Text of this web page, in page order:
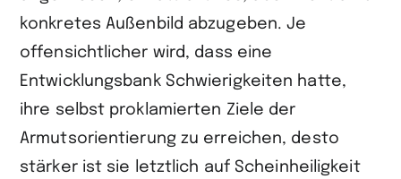
konkretes Außenbild abzugeben. Je
offensichtlicher wird, dass eine
Entwicklungsbank Schwierigkeiten hatte,
ihre selbst proklamierten Ziele der
Armutsorientierung zu erreichen, desto
stärker ist sie letztlich auf Scheinheiligkeit